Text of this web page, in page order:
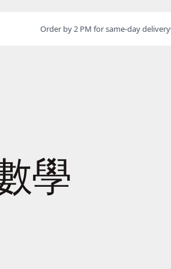
Order by 2 PM for same-day delivery
學